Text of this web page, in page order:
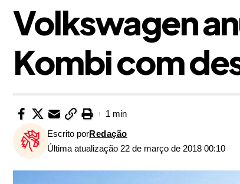
Volkswagen
Kombi com
Última atualização 22 de março de 2018 00:10
Escrito porRedação
1 min